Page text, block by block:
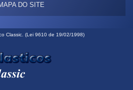
DO SITE
Classic. (Lei 9610 de 19/02/1998)